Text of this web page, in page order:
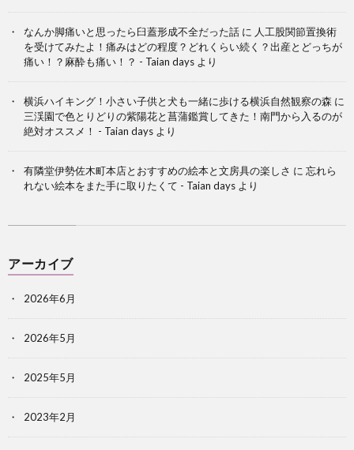
なんか脚痛いと思ったら臼蓋形成不全だった話 に 人工股関節置換術
を受けてみたよ！痛みはどの程度？どれくらい続く？出産とどっちが
痛い！？麻酔も痛い！？ - Taian days より
横浜ハイキング！小さい子供と犬も一緒に歩ける横浜自然観察の森 に
三渓園で色とりどりの紫陽花と菖蒲鑑賞してきた！南門から入るのが
絶対オススメ！ - Taian days より
有隣堂伊勢佐木町本店とおすすめの絵本と文房具の楽しさ に 忘れら
れない絵本をまた手に取りたくて - Taian days より
アーカイブ
2026年6月
2026年5月
2025年5月
2023年2月